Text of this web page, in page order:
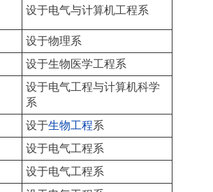
设于电气与计算机工程系
设于物理系
设于生物医学工程系
设于电气工程与计算机科学
系
设于生物工程系
设于电气工程系
设于电气工程系